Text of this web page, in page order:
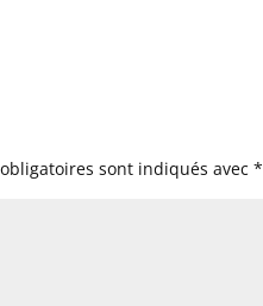
sont indiqués avec*